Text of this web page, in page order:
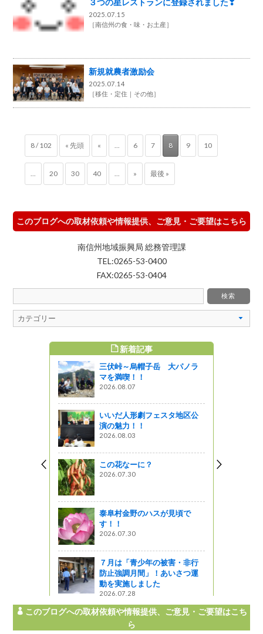
2025.07.15
［南信州の食・味・お土産］
新規就農者激励会
2025.07.14
［移住・定住 その他］
8 / 102 « 先頭 « 6 7 8 9 10
20 30 40 » 最後 »
このブログへの取材依頼や情報提供、ご意見・ご要望はこちら
南信州地域振興局 総務管理課
TEL:0265-53-0400
FAX:0265-53-0404
新着記事
三伏峠～烏帽子岳 大パノラ
マを満喫！！
2026.08.07
いいだ人形劇フェスタ地区公
演の魅力！！
2026.08.03
この花なーに？
2026.07.30
泰阜村金野のハスが見頃で
す！！
2026.07.30
７月は「青少年の被害・非行
防止強調月間」！あいさつ運
動を実施しました
2026.07.28
このブログへの取材依頼や情報提供、ご意見・ご要望はこち
ら